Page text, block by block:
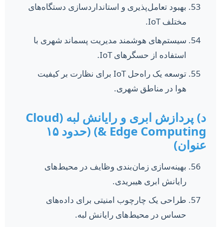
بهبود تعامل‌پذیری و استانداردسازی دستگاه‌های
مختلف IoT.
سیستم‌های هوشمند مدیریت پسماند شهری با
استفاده از حسگرهای IoT.
توسعه یک راه‌حل IoT برای نظارت بر کیفیت
هوا در مناطق شهری.
د) پردازش ابری و رایانش لبه (Cloud
& Edge Computing) (حدود ۱۵
عنوان)
بهینه‌سازی زمان‌بندی وظایف در محیط‌های
رایانش ابری هیبریدی.
طراحی یک چارچوب امنیتی برای داده‌های
حساس در محیط‌های رایانش لبه.